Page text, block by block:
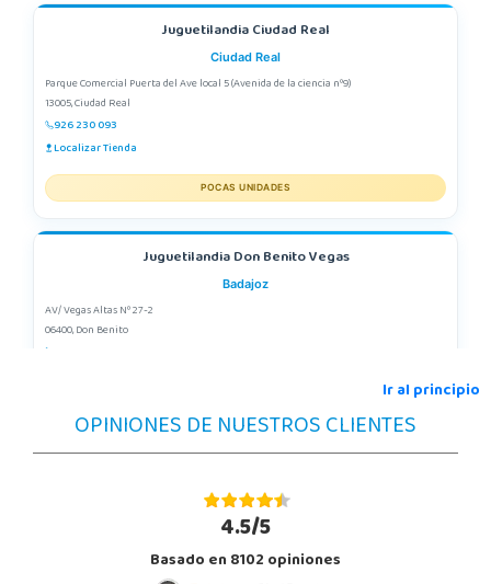
Juguetilandia Ciudad Real
Ciudad Real
Parque Comercial Puerta del Ave local 5 (Avenida de la ciencia nº9)
13005, Ciudad Real
926 230 093
Localizar Tienda
POCAS UNIDADES
Juguetilandia Don Benito Vegas
Badajoz
AV/ Vegas Altas Nº 27-2
06400, Don Benito
Juguetilandia Elche-Ctra.Crevillente
Alicante
Crta. Crevillente Pol. Llano de San José, Calle Reus, Nº 4 local 1
Ir al principio
OPINIONES DE NUESTROS CLIENTES
4.5/5
Basado en 8102 opiniones